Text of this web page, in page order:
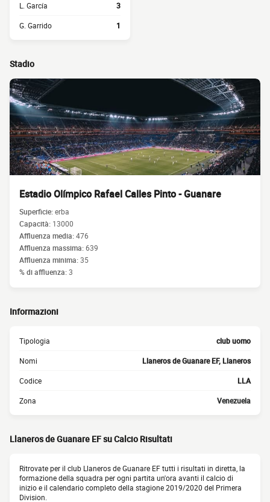
L. García 3
G. Garrido 1
Stadio
Estadio Olímpico Rafael Calles Pinto - Guanare
Superficie:erba
Capacità: 13000
Affluenza media:476
Affluenza massima:639
Affluenza minima:35
% di affluenza:3
Informazioni
Tipologia club uomo
Nomi Llaneros de Guanare EF, Llaneros
Codice LLA
Zona Venezuela
Llaneros de Guanare EF su Calcio Risultati
Ritrovate per il club Llaneros de Guanare EF tutti i risultati in diretta, la
formazione della squadra per ogni partita un'ora avanti il calcio di
inizio e il calendario completo della stagione 2019/2020 del Primera
Division.